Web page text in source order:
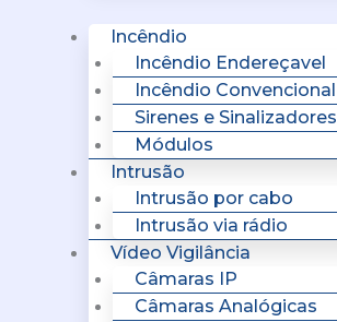
Incêndio
Incêndio Endereçavel
Incêndio Convencional
Sirenes e Sinalizadores
Módulos
Intrusão
Intrusão por cabo
Intrusão via rádio
Vídeo Vigilância
Câmaras IP
Câmaras Analógicas